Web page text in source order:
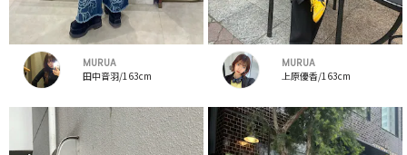
MURUA
田中音羽/163cm
MURUA
上原優香/163cm